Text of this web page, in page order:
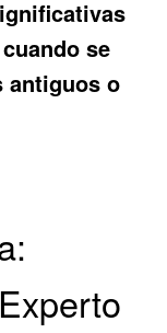
se
antiguos o